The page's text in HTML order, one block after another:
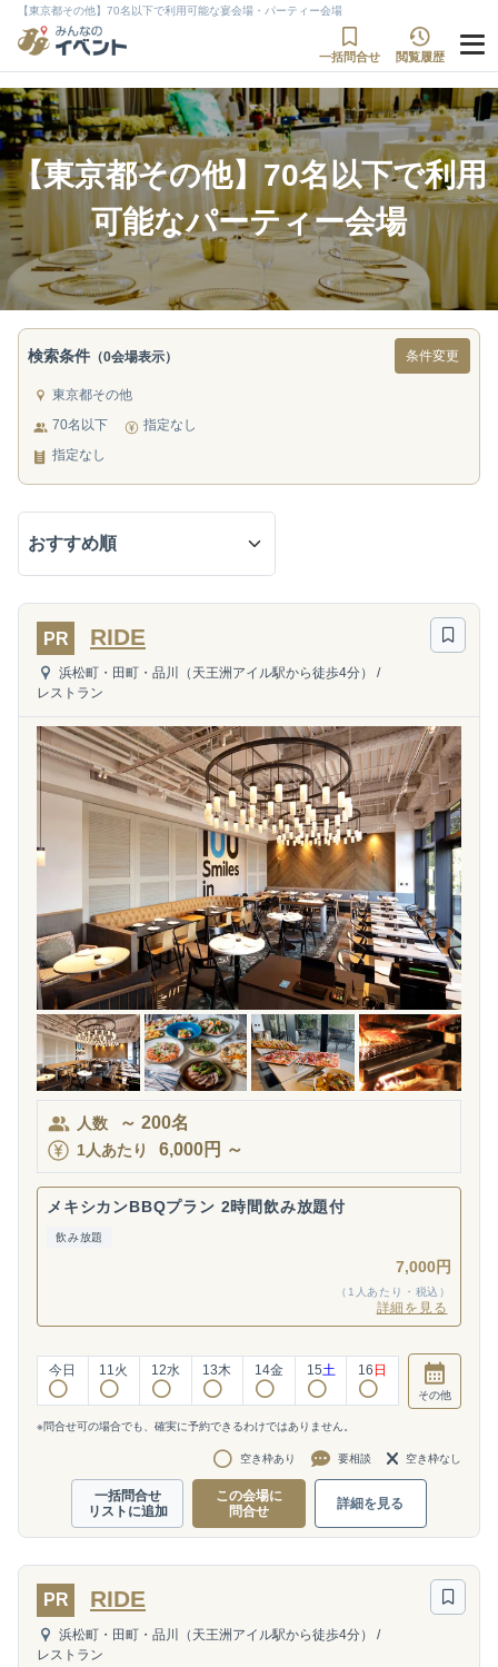
【東京都その他】70名以下で利用可能な宴会場・パーティー会場
一括問合せ 閲覧履歴
【東京都その他】70名以下で利用
可能なパーティー会場
検索条件 （0会場表示） 条件変更
東京都その他
70名以下
指定なし
指定なし
PR RIDE
浜松町・田町・品川（天王洲アイル駅から徒歩4分）
/
レストラン
人数 ～ 200名
1人あたり 6,000円 ～
メキシカンBBQプラン 2時間飲み放題付
飲み放題
7,000円
（1人あたり・税込）
詳細を見る
今日 11火 12水 13木 14金 15土 16 日
その他
※問合せ可の場合でも、確実に予約できるわけではありません。
空き枠あり 要相談 空き枠なし
一括問合せ
リストに追加
この会場に
問合せ
詳細を見る
PR RIDE
浜松町・田町・品川（天王洲アイル駅から徒歩4分）
/
レストラン